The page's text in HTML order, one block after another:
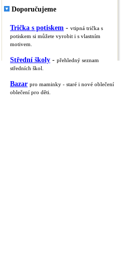
Doporučujeme
Trička s potiskem - vtipná trička s
potiskem si můžete vyrobit i s vlastním
motivem.
Střední školy - přehledný seznam
středních škol.
Bazar pro maminky - staré i nové oblečení
oblečení pro děti.